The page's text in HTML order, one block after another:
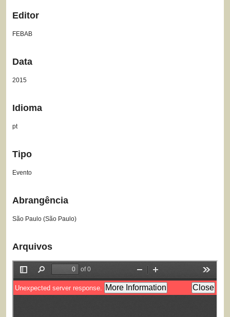
Editor
FEBAB
Data
2015
Idioma
pt
Tipo
Evento
Abrangência
São Paulo (São Paulo)
Arquivos